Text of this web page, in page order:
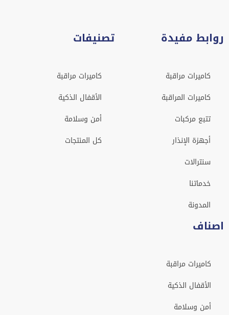
روابط مفيدة
كاميرات مراقبة
كاميرات المراقبة
تتبع مركبات
أجهزة الإنذار
سنترالات
خدماتنا
المدونة
تصنيفات
كاميرات مراقبة
الأقفال الذكية
أمن وسلامة
كل المنتجات
اصناف
كاميرات مراقبة
الأقفال الذكية
أمن وسلامة